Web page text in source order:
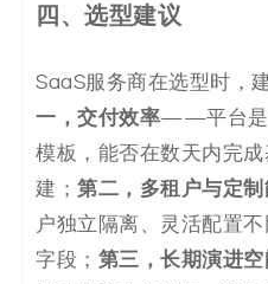
四、 选型建议
SaaS服务商在选型时，
一，交付效率——平台是
模板，能否在数天内完
建； 第二，多租户与定制
户独立隔离、灵活配置
字段； 第三，长期演进空